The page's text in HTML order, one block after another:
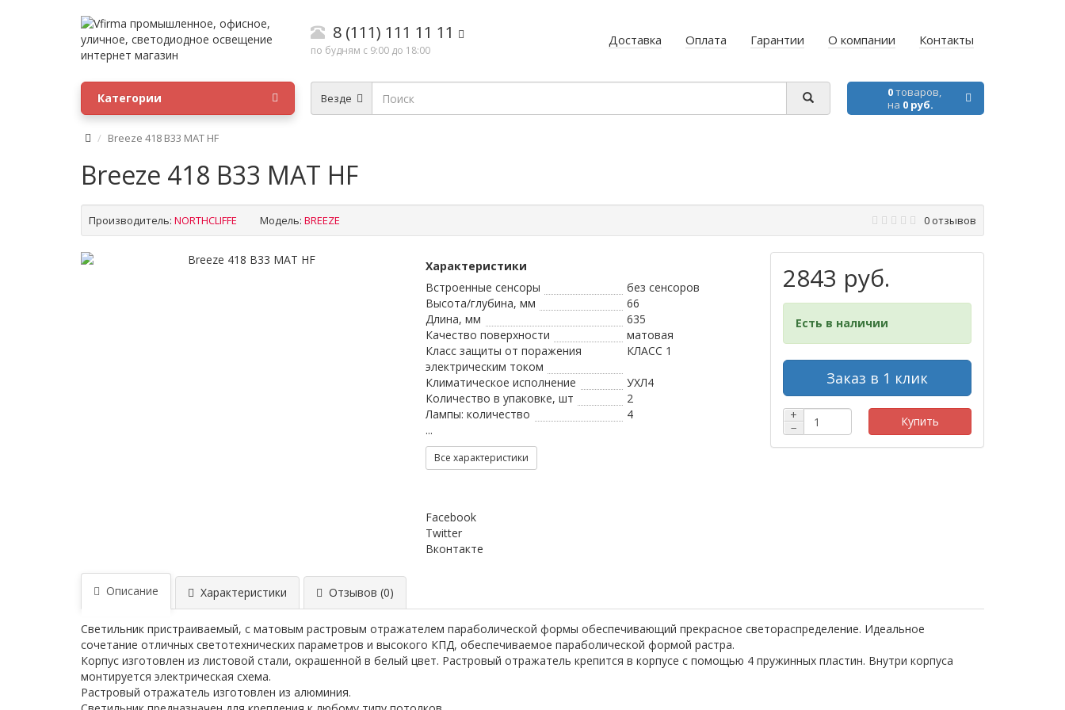
8 (111) 111 11 11
по будням с 9:00 до 18:00
Доставка Оплата Гарантии О компании Контакты
Везде 0товаров,
на 0 руб.
Категории
Breeze 418 B33 MAT HF
Breeze 418 B33 MAT HF
Производитель: NORTHCLIFFE Модель: BREEZE 0 отзывов
Характеристики
Встроенные сенсоры
без сенсоров
Высота/глубина, мм
66
Длина, мм
635
Качество поверхности
матовая
Класс защиты от поражения
электрическим током
КЛАСС 1
Климатическое исполнение
УХЛ4
Количество в упаковке, шт
2
Лампы: количество
4
...
Все характеристики
Facebook
Twitter
Вконтакте
2843 руб.
Есть в наличии
Заказ в 1 клик
+
−
Купить
Описание Характеристики Отзывов (0)
Светильник пристраиваемый, с матовым растровым отражателем параболической формы обеспечивающий прекрасное светораспределение. Идеальное
сочетание отличных светотехнических параметров и высокого КПД, обеспечиваемое параболической формой растра.
Корпус изготовлен из листовой стали, окрашенной в белый цвет. Растровый отражатель крепится в корпусе с помощью 4 пружинных пластин. Внутри корпуса
монтируется электрическая схема.
Растровый отражатель изготовлен из алюминия.